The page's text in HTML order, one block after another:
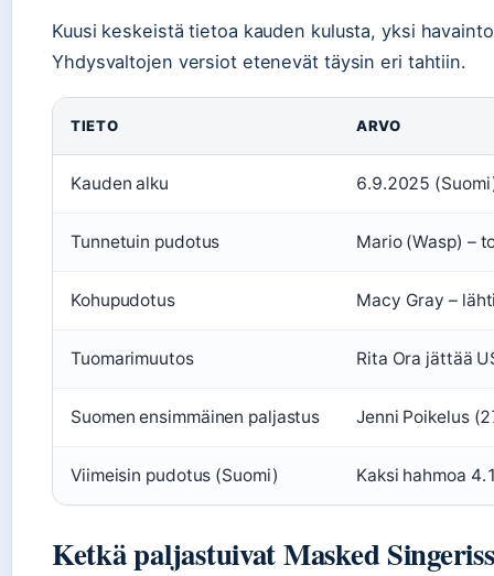
Kuusi keskeistä tietoa kauden kulusta, yksi
Yhdysvaltojen versiot etenevät täysin eri tahtiin.
TIETO ARVO
Kauden alku 6.9.2025
Tunnetuin pudotus Mario (Wasp) –
Kohupudotus Macy Gray –
Tuomarimuutos Rita Ora jättää
Suomen ensimmäinen paljastus Jenni Poikelus
Viimeisin pudotus (Suomi) Kaksi hahmoa
Ketkä paljastuivat Masked